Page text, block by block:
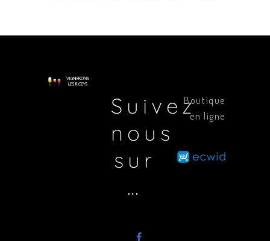
Suivez
nous
sur
…
Boutique
en ligne